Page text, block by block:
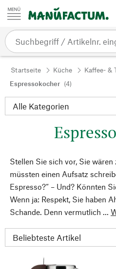
Zum Inhalt springen
Startseite Küche
Kaffee- &
Espressokocher (4)
Stellen Sie sich vor, Sie
müssten einen Aufsatz
Espresso?“ – Und? Könnten
Wenn ja: Respekt, Sie haben
Schande. Denn vermutlich ...